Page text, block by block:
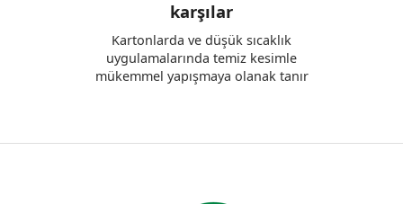
karşılar
Kartonlarda ve düşük sıcaklık
uygulamalarında temiz kesimle
mükemmel yapışmaya olanak tanır